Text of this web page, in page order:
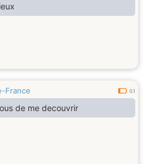
France 0.1
de me decouvrir